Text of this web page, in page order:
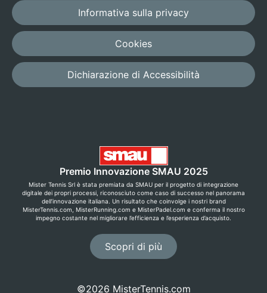
Informativa sulla privacy
Cookies
Dichiarazione di Accessibilità
Premio Innovazione SMAU 2025
Mister Tennis Srl è stata premiata da SMAU per il progetto di integrazione
digitale dei propri processi, riconosciuto come caso di successo nel panorama
dell’innovazione italiana. Un risultato che coinvolge i nostri brand
MisterTennis.com, MisterRunning.com e MisterPadel.com e conferma il nostro
impegno costante nel migliorare l’efficienza e l’esperienza d’acquisto.
Scopri di più
©2026 MisterTennis.com